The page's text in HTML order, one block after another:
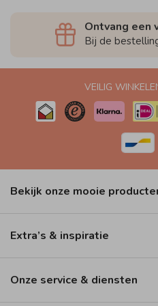
Ontvang een
Bij de
VEILIG
Bekijk onze mooie
Extra’s & inspiratie
Onze service & diensten